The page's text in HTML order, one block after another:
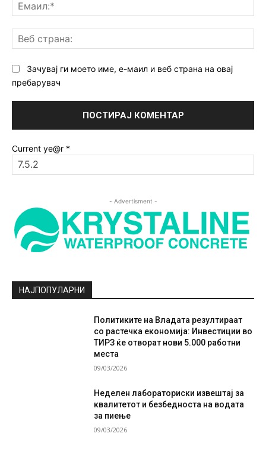
Зачувај ги моето име, е-маил и веб страна на овај
пребарувач
Current ye@r *
- Advertisment -
НАЈПОПУЛАРНИ
Политиките на Владата резултираат
со растечка економија: Инвестиции во
ТИРЗ ќе отворат нови 5.000 работни
места
09/03/2026
Неделен лабораториски извештај за
квалитетот и безбедноста на водата
за пиење
09/03/2026